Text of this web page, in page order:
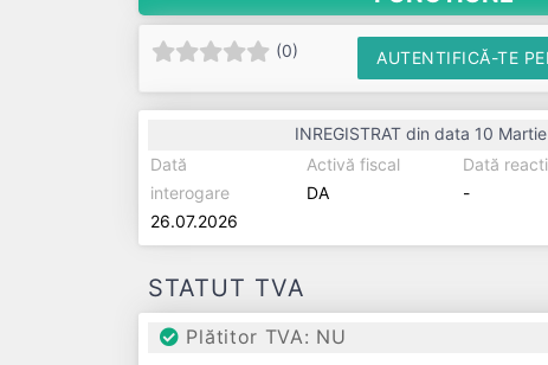
(0) AUTENTIFICĂ-TE
INREGISTRAT din data 10
Dată
interogare
26.07.2026
Activă fiscal
DA
Dată
-
STATUT TVA
Plătitor TVA: NU